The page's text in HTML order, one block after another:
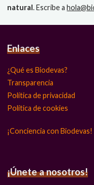
natural. Escribe a
Enlaces
¿Qué es Biodevas?
Transparencia
Política de privacidad
Política de cookies
¡Conciencia con Biodevas!
¡Únete a nosotros!